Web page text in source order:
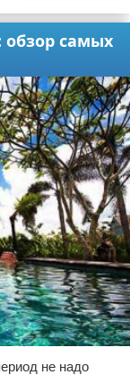
обзор самых
не надо